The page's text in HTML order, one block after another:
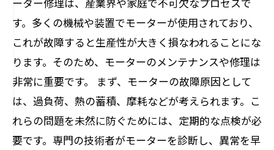
す。多くの機械や装置でモーターが使用されており、
これが故障すると生産性が大きく損なわれることにな
ります。そのため、モーターのメンテナンスや修理は
非常に重要です。 まず、モーターの故障原因として
は、過負荷、熱の蓄積、摩耗などが考えられます。こ
れらの問題を未然に防ぐためには、定期的な点検が必
要です。専門の技術者がモーターを診断し、異常を早